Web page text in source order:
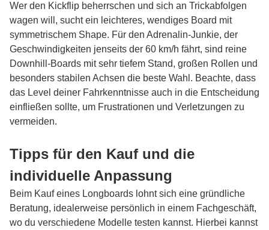
Wer den Kickflip beherrschen und sich an Trickabfolgen
wagen will, sucht ein leichteres, wendiges Board mit
symmetrischem Shape. Für den Adrenalin-Junkie, der
Geschwindigkeiten jenseits der 60 km/h fährt, sind reine
Downhill-Boards mit sehr tiefem Stand, großen Rollen und
besonders stabilen Achsen die beste Wahl. Beachte, dass
das Level deiner Fahrkenntnisse auch in die Entscheidung
einfließen sollte, um Frustrationen und Verletzungen zu
vermeiden.
Tipps für den Kauf und die
individuelle Anpassung
Beim Kauf eines Longboards lohnt sich eine gründliche
Beratung, idealerweise persönlich in einem Fachgeschäft,
wo du verschiedene Modelle testen kannst. Hierbei kannst